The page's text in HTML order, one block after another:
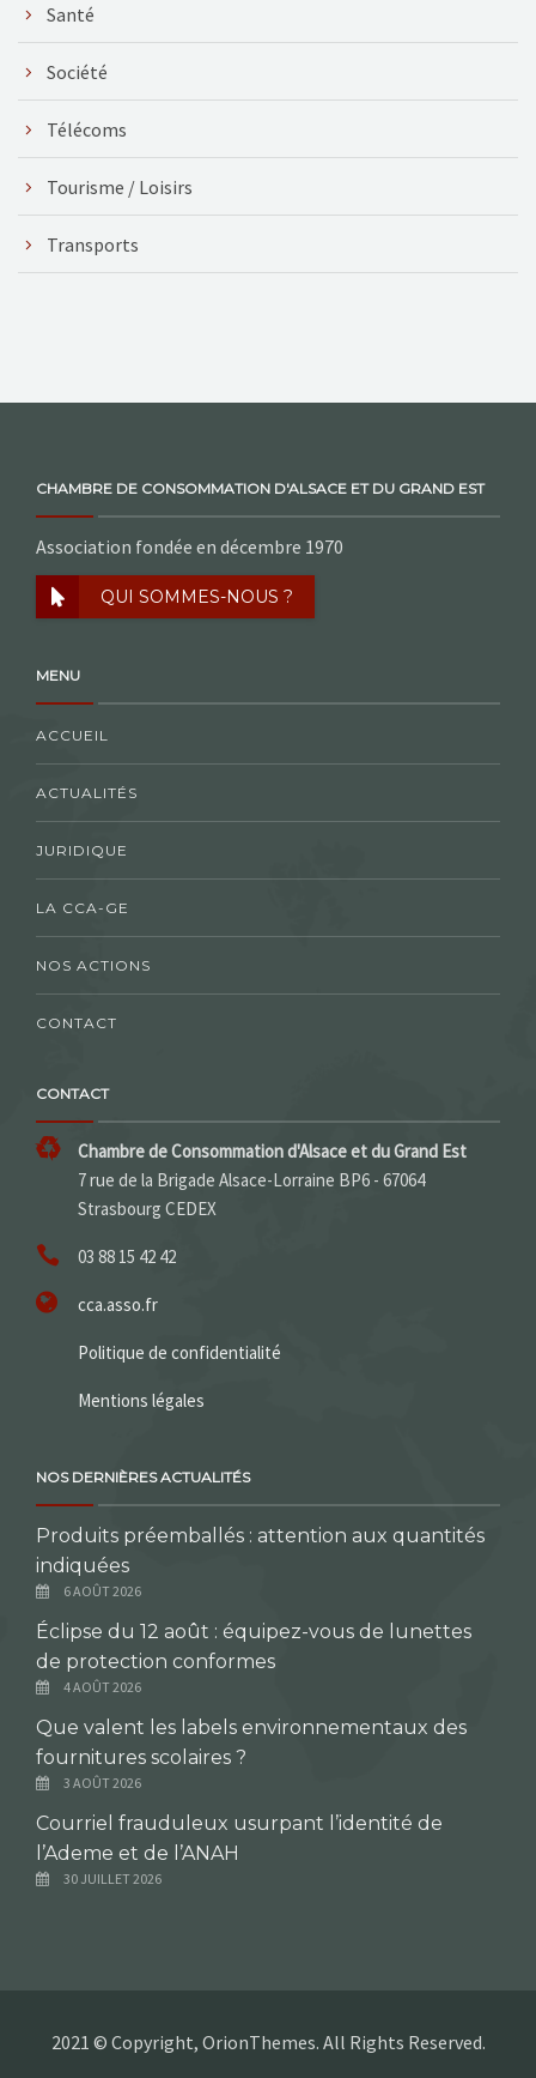
Santé
Société
Télécoms
Tourisme / Loisirs
Transports
CHAMBRE DE CONSOMMATION D'ALSACE ET DU GRAND EST
Association fondée en décembre 1970
QUI SOMMES-NOUS ?
MENU
ACCUEIL
ACTUALITÉS
JURIDIQUE
LA CCA-GE
NOS ACTIONS
CONTACT
CONTACT
Chambre de Consommation d'Alsace et du Grand Est
7 rue de la Brigade Alsace-Lorraine BP6 - 67064
Strasbourg CEDEX
03 88 15 42 42
cca.asso.fr
Politique de confidentialité
Mentions légales
NOS DERNIÈRES ACTUALITÉS
Produits préemballés : attention aux quantités
indiquées
6 AOÛT 2026
Éclipse du 12 août : équipez-vous de lunettes
de protection conformes
4 AOÛT 2026
Que valent les labels environnementaux des
fournitures scolaires ?
3 AOÛT 2026
Courriel frauduleux usurpant l’identité de
l’Ademe et de l’ANAH
30 JUILLET 2026
2021 © Copyright, OrionThemes. All Rights Reserved.